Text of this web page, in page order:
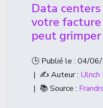
Data
votre facture
peut grimper
🕒 Publié le : 04/
| ✍️ Auteur : Ulrich
| 📚 Source :